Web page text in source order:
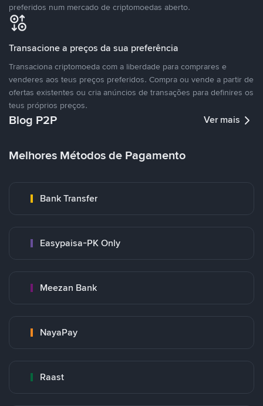
preferidos num mercado de criptomoedas aberto.
Transacione a preços da sua preferência
Transaciona criptomoeda com a liberdade para comprares e
venderes aos teus preços preferidos. Compra ou vende a partir de
ofertas existentes ou cria anúncios de transações para definires os
teus próprios preços.
Blog P2P Ver mais
Melhores Métodos de Pagamento
Bank Transfer
Easypaisa-PK Only
Meezan Bank
NayaPay
Raast